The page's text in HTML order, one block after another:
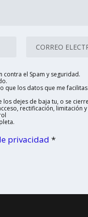
el Spam y seguridad.
que los datos que me
dejes de baja tu, o se
rectificación,
privacidad*